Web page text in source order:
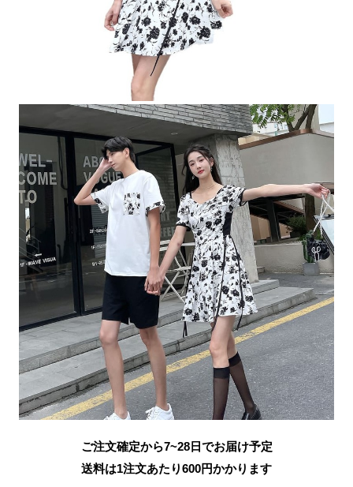
ご注文確定から7~28日でお届け予定
送料は1注文あたり600円かかります